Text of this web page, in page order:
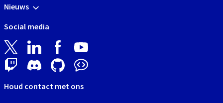
Nieuws
Social media
Houd contact met ons